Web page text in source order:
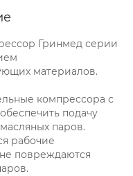
Гринмед серии
материалов.
компрессора с
подачу
паров.
рабочие
повреждаются